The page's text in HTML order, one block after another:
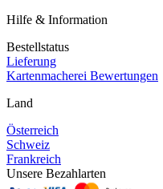
Hilfe & Information
Bestellstatus
Lieferung
Kartenmacherei Bewertungen
Land
Österreich
Schweiz
Frankreich
Unsere Bezahlarten